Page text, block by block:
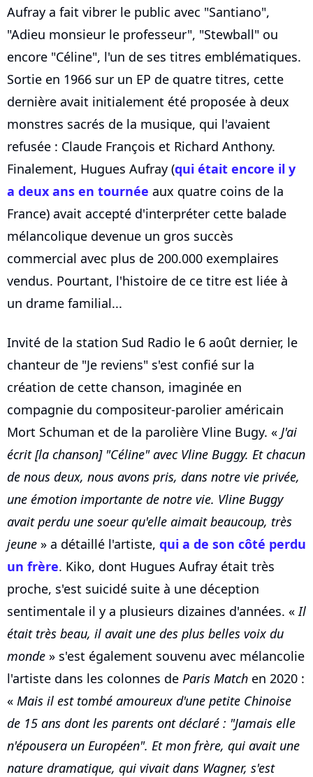
Aufray a fait vibrer le public avec "Santiano",
"Adieu monsieur le professeur", "Stewball" ou
encore "Céline", l'un de ses titres emblématiques.
Sortie en 1966 sur un EP de quatre titres, cette
dernière avait initialement été proposée à deux
monstres sacrés de la musique, qui l'avaient
refusée : Claude François et Richard Anthony.
Finalement, Hugues Aufray (qui était encore il y
a deux ans en tournée aux quatre coins de la
France) avait accepté d'interpréter cette balade
mélancolique devenue un gros succès
commercial avec plus de 200.000 exemplaires
vendus. Pourtant, l'histoire de ce titre est liée à
un drame familial...
Invité de la station Sud Radio le 6 août dernier, le
chanteur de "Je reviens" s'est confié sur la
création de cette chanson, imaginée en
compagnie du compositeur-parolier américain
Mort Schuman et de la parolière Vline Bugy. « J'ai
écrit [la chanson] "Céline" avec Vline Buggy. Et chacun
de nous deux, nous avons pris, dans notre vie privée,
une émotion importante de notre vie. Vline Buggy
avait perdu une soeur qu'elle aimait beaucoup, très
jeune » a détaillé l'artiste, qui a de son côté perdu
un frère. Kiko, dont Hugues Aufray était très
proche, s'est suicidé suite à une déception
sentimentale il y a plusieurs dizaines d'années. «Il
était très beau, il avait une des plus belles voix du
monde » s'est également souvenu avec mélancolie
l'artiste dans les colonnes de Paris Match en 2020 :
« Mais il est tombé amoureux d'une petite Chinoise
de 15 ans dont les parents ont déclaré : "Jamais elle
n'épousera un Européen". Et mon frère, qui avait une
nature dramatique, qui vivait dans Wagner, s'est